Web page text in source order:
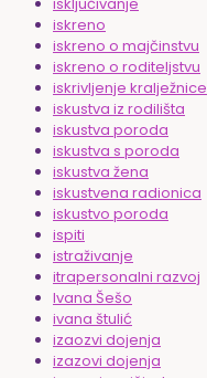
iskreno
iskreno o majčinstvu
iskreno o roditeljstvu
iskrivljenje kralježnice
iskustva iz rodilišta
iskustva poroda
iskustva s poroda
iskustva žena
iskustvena radionica
iskustvo poroda
ispiti
istraživanje
itrapersonalni razvoj
Ivana Šešo
ivana štulić
izaozvi dojenja
izazovi dojenja